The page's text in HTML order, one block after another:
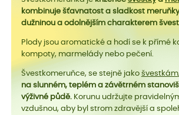
kombinuje šťavnatost a sladkost
dužninou a odolnějším charakterem
Plody jsou aromatické a hodí se k přímé
kompoty, marmelády nebo pečení.
Švestkomeruňce, se stejně jako švestkám
na slunném, teplém a závětrném
výživné půdě. Korunu udržujte
vzdušnou, aby byl strom zdravější a